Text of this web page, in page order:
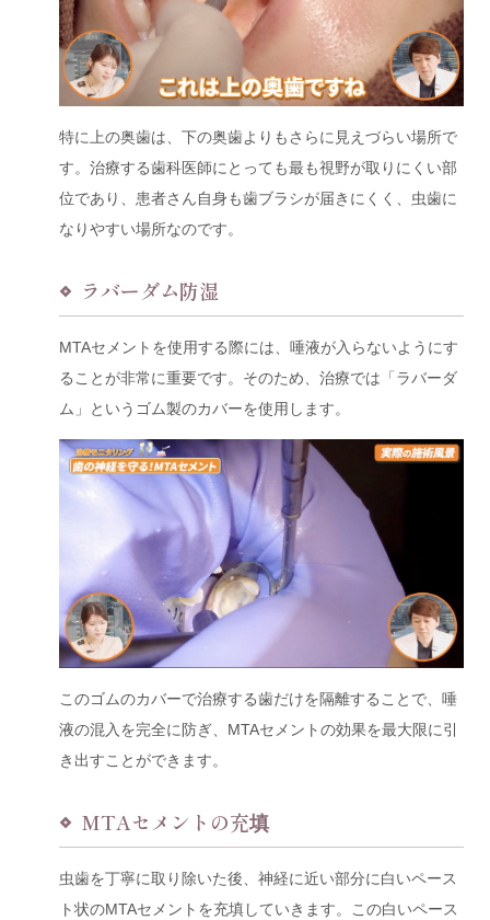
特に上の奥歯は、下の奥歯よりもさらに見えづらい場所で
す。治療する歯科医師にとっても最も視野が取りにくい部
位であり、患者さん自身も歯ブラシが届きにくく、虫歯に
なりやすい場所なのです。
ラバーダム防湿
MTAセメントを使用する際には、唾液が入らないようにす
ることが非常に重要です。そのため、治療では「ラバーダ
ム」というゴム製のカバーを使用します。
このゴムのカバーで治療する歯だけを隔離することで、唾
液の混入を完全に防ぎ、MTAセメントの効果を最大限に引
き出すことができます。
MTAセメントの充填
虫歯を丁寧に取り除いた後、神経に近い部分に白いペース
ト状のMTAセメントを充填していきます。この白いペース